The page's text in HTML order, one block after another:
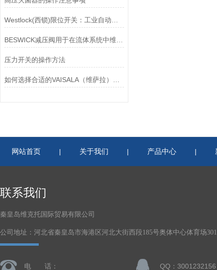
压力开关的操作方法
网站首页 | 关于我们 | 产品中心 |
联系我们
秦皇岛维克托国际贸易有限公司
公司地址：河北省秦皇岛市海港区河北大街西段185号奥体中心体育场
电 话： QQ：3001232156